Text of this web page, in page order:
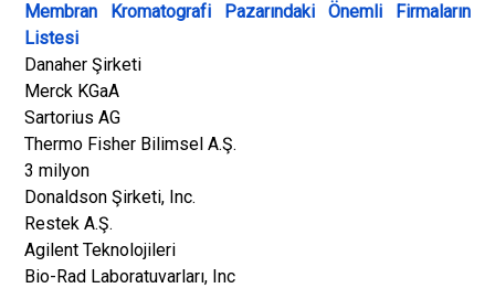
Membran Kromatografi Pazarındaki Önemli Firmaların
Listesi
Danaher Şirketi
Merck KGaA
Sartorius AG
Thermo Fisher Bilimsel A.Ş.
3 milyon
Donaldson Şirketi, Inc.
Restek A.Ş.
Agilent Teknolojileri
Bio-Rad Laboratuvarları, Inc